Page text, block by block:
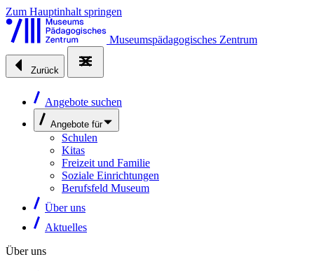
Zum Hauptinhalt springen
Museumspädagogisches Zentrum
Zurück
Angebote suchen
Angebote für
Schulen
Kitas
Freizeit und Familie
Soziale Einrichtungen
Berufsfeld Museum
Über uns
Aktuelles
Über uns